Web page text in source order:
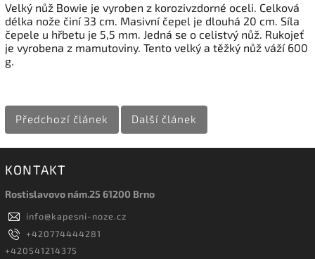
Velký nůž Bowie je vyroben z korozivzdorné oceli. Celková
délka nože činí 33 cm. Masivní čepel je dlouhá 20 cm. Síla
čepele u hřbetu je 5,5 mm. Jedná se o celistvý nůž. Rukojeť
je vyrobena z mamutoviny. Tento velký a těžký nůž váží 600
g.
Předchozí článek Další článek
KONTAKT
Rostislavovo nám.25 61200 Brno
info@kapesni-noze.cz
+420774444281
+420541214375